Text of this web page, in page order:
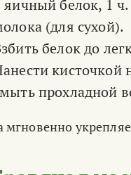
яичный белок, 1
(для сухой).
белок до
кисточкой
прохладной
мгновенно